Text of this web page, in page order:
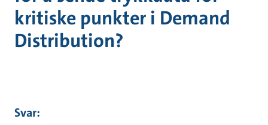
kritiske punkter i Demand
Distribution?
Svar: